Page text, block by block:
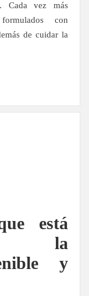
Cada vez más
con
de cuidar la
está
la
y